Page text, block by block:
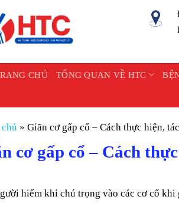
CHỦ TỔNG QUAN VỀ HTC
» Giãn cơ gấp cổ – Cách thực hiện,
cơ gấp cổ – Cách
hiếm khi chú trọng vào các cơ cổ khi